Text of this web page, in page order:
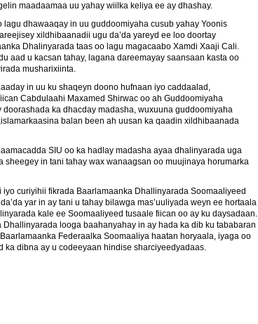
maadaamaa uu yahay wiilka keliya ee ay dhashay.
dhawaaqay in uu guddoomiyaha cusub yahay Yoonis
xildhibaanadii ugu da’da yareyd ee loo doortay
Dhalinyarada taas oo lagu magacaabo Xamdi Xaaji Cali.
aad u kacsan tahay, lagana dareemayay saansaan kasta oo
musharixiinta.
in uu ku shaqeyn doono hufnaan iyo caddaalad,
Cabdulaahi Maxamed Shirwac oo ah Guddoomiyaha
ka dhacday madasha, wuxuuna guddoomiyaha
balan been ah uusan ka qaadin xildhibaanada
SIU oo ka hadlay madasha ayaa dhalinyarada uga
in tani tahay wax wanaagsan oo muujinaya horumarka
curiyihii fikrada Baarlamaanka Dhallinyarada Soomaaliyeed
yar in ay tani u tahay bilawga mas’uuliyada weyn ee hortaala
kale ee Soomaaliyeed tusaale fiican oo ay ku daysadaan.
looga baahanyahay in ay hada ka dib ku tababaran
Federaalka Soomaaliya haatan horyaala, iyaga oo
ka dibna ay u codeeyaan hindise sharciyeedyadaas.